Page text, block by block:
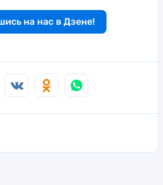
на нас в Дзене!